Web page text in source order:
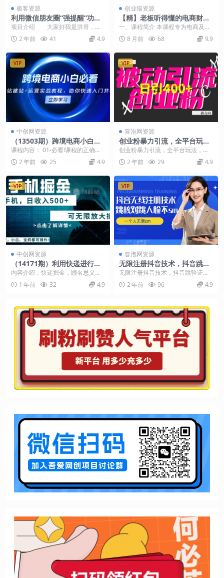
极客资源
利用微信朋友圈“强提醒”功
能，引流精准创业粉无需剪辑
发作品，操作简单粗暴，单人
单日引流200+创业粉
项目介绍 大家好我是洪哥，今
天给大家分享的这个技术呢，就是
通过微信...
2 年前 41 4.9
创业猫资源
【精】老板听得懂的电商财税
课，专为电商及上下游老板量
身打造，聚焦财税合规运营、
提前规划
一、课程简介 本课程专为电商及上
下游老板量身打造，聚焦财税合规
运营、提前规划。 ...
8 月前 68 9.9
VIP
中创网资源
（13503期）跨境电商小白必
看！独立站建站+运营实战教
课程内容： 01-必看!课程的正确打
开方式.mp4 02-网站域名的购买和
解析,...
2 年前 25 4.9
VIP
冒泡网资源
创业粉暴力引流，全平台玩
法，一个视频引300+，找对方
创业粉暴力引流，全平台玩法，一
个视频引300+，找对方法和方向，
干就行了 引流才...
2 年前 29 4.9
VIP
中创网资源
（14171期）利用快递进行掘
金，每天玩玩手机就能日入50
0+，可无限放大操作
内容介绍：快递掘金，顾名思义就
是通过平台去拍0元商品–填写我们
官方合...
1 年前 32 4.9
VIP
冒泡网资源
无限注册抖音技术，抖音跳验
证核对，抖音跳人脸登录技
术，抖音不sm开播技术， 一
个人无限实名抖音
无限注册抖音技术，抖音跳验证核
对，抖音跳人脸登录技术，抖音不s
m开播技术， 一个...
2 年前 96 4.9